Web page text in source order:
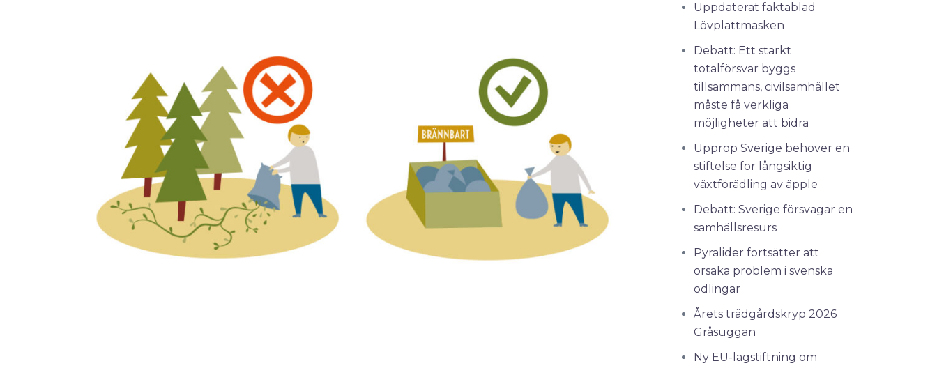
Uppdaterat faktablad
Lövplattmasken
Debatt: Ett starkt
totalförsvar byggs
tillsammans, civilsamhället
måste få verkliga
möjligheter att bidra
Upprop Sverige behöver en
stiftelse för långsiktig
växtförädling av äpple
Debatt: Sverige försvagar en
samhällsresurs
Pyralider fortsätter att
orsaka problem i svenska
odlingar
Årets trädgårdskryp 2026
Gråsuggan
Ny EU-lagstiftning om